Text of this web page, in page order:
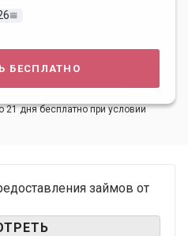
бесплатно
21 дня бесплатно при условии
займов от